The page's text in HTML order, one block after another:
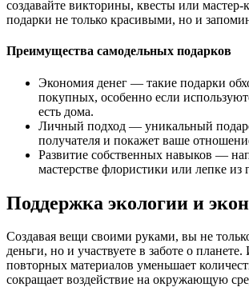
создавайте викторины, квесты или мастер-
подарки не только красивыми, но и
Преимущества самодельных подарков
Экономия денег — такие подарки
покупных, особенно если
есть дома.
Личный подход — уникальный
получателя и покажет ваше
Развитие собственных навыков —
мастерстве флористики или лепке из
Поддержка экологии и
Создавая вещи своими руками, вы не
деньги, но и участвуете в заботе о
повторных материалов уменьшает
сокращает воздействие на окружающую